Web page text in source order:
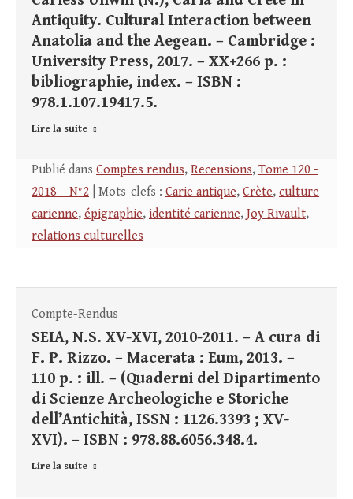
Antiquity. Cultural Interaction between
Anatolia and the Aegean. – Cambridge :
University Press, 2017. – XX+266 p. :
bibliographie, index. – ISBN :
978.1.107.19417.5.
Lire la suite
Publié dans Comptes rendus, Recensions, Tome 120 -
2018 – N°2 | Mots-clefs : Carie antique, Crète, culture
carienne, épigraphie, identité carienne, Joy Rivault,
relations culturelles
Compte-Rendus
SEIA, N.S. XV-XVI, 2010-2011. – A cura di
F. P. Rizzo. – Macerata : Eum, 2013. –
110 p. : ill. – (Quaderni del Dipartimento
di Scienze Archeologiche e Storiche
dell’Antichità, ISSN : 1126.3393 ; XV-
XVI). – ISBN : 978.88.6056.348.4.
Lire la suite